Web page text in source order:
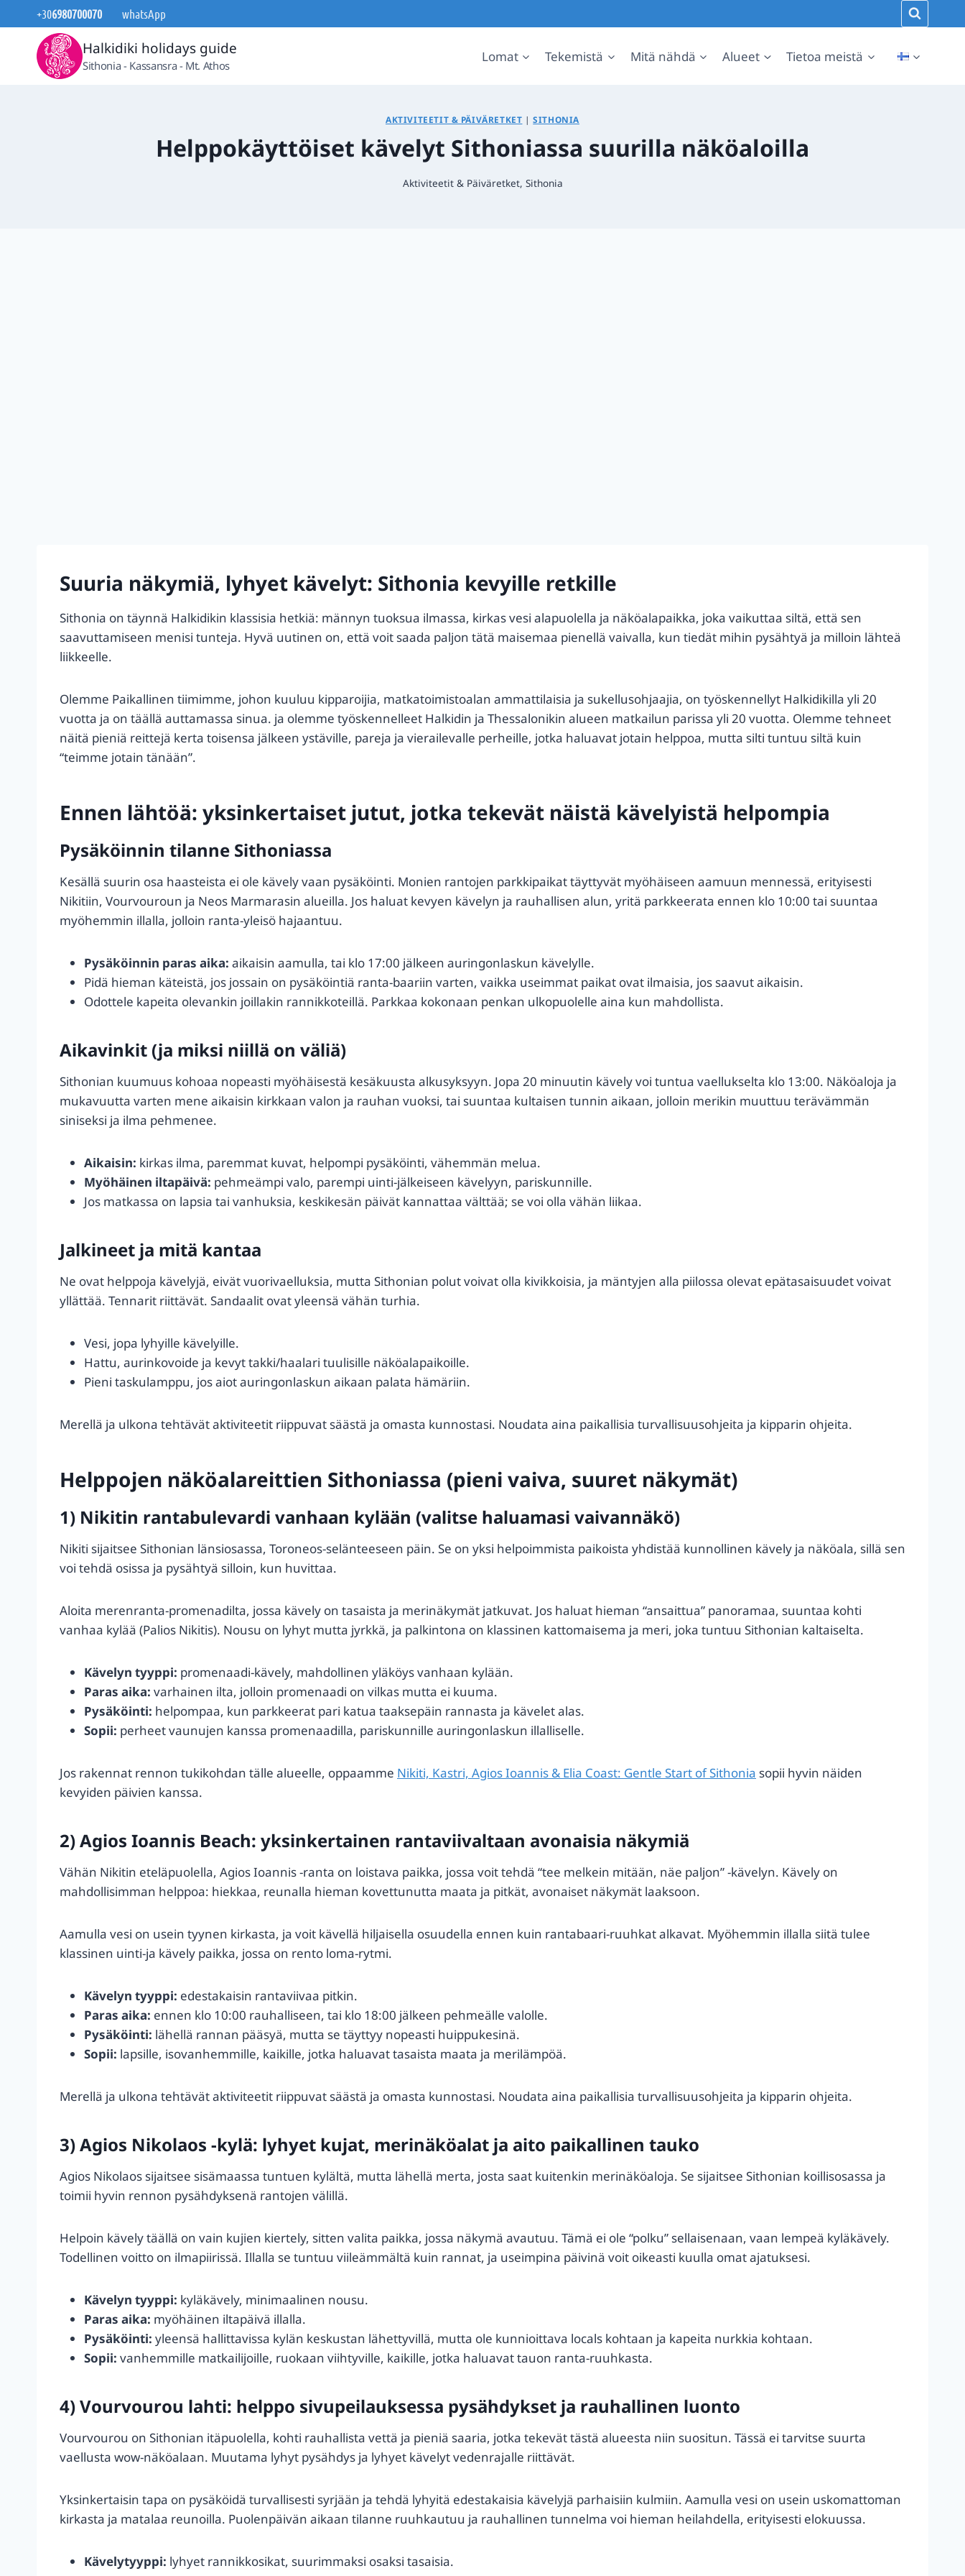
sisältöön
+306980700070 whatsApp
Halkidiki holidays guide
Sithonia - Kassansra - Mt. Athos
Lomat Tekemistä Mitä nähdä Alueet Tietoa meistä
AKTIVITEETIT & PÄIVÄRETKET |SITHONIA
Helppokäyttöiset kävelyt Sithoniassa suurilla näköaloilla
Aktiviteetit & Päiväretket, Sithonia
Suuria näkymiä, lyhyet kävelyt: Sithonia kevyille retkille
Sithonia on täynnä Halkidikin klassisia hetkiä: männyn tuoksua ilmassa, kirkas vesi alapuolella ja näköalapaikka, joka vaikuttaa siltä, että sen
saavuttamiseen menisi tunteja. Hyvä uutinen on, että voit saada paljon tätä maisemaa pienellä vaivalla, kun tiedät mihin pysähtyä ja milloin lähteä
liikkeelle.
Olemme Paikallinen tiimimme, johon kuuluu kipparoijia, matkatoimistoalan ammattilaisia ja sukellusohjaajia, on työskennellyt Halkidikilla yli 20
vuotta ja on täällä auttamassa sinua. ja olemme työskennelleet Halkidin ja Thessalonikin alueen matkailun parissa yli 20 vuotta. Olemme tehneet
näitä pieniä reittejä kerta toisensa jälkeen ystäville, pareja ja vierailevalle perheille, jotka haluavat jotain helppoa, mutta silti tuntuu siltä kuin
“teimme jotain tänään”.
Ennen lähtöä: yksinkertaiset jutut, jotka tekevät näistä kävelyistä helpompia
Pysäköinnin tilanne Sithoniassa
Kesällä suurin osa haasteista ei ole kävely vaan pysäköinti. Monien rantojen parkkipaikat täyttyvät myöhäiseen aamuun mennessä, erityisesti
Nikitiin, Vourvouroun ja Neos Marmarasin alueilla. Jos haluat kevyen kävelyn ja rauhallisen alun, yritä parkkeerata ennen klo 10:00 tai suuntaa
myöhemmin illalla, jolloin ranta-yleisö hajaantuu.
Pysäköinnin paras aika: aikaisin aamulla, tai klo 17:00 jälkeen auringonlaskun kävelylle.
Pidä hieman käteistä, jos jossain on pysäköintiä ranta-baariin varten, vaikka useimmat paikat ovat ilmaisia, jos saavut aikaisin.
Odottele kapeita olevankin joillakin rannikkoteillä. Parkkaa kokonaan penkan ulkopuolelle aina kun mahdollista.
Aikavinkit (ja miksi niillä on väliä)
Sithonian kuumuus kohoaa nopeasti myöhäisestä kesäkuusta alkusyksyyn. Jopa 20 minuutin kävely voi tuntua vaellukselta klo 13:00. Näköaloja ja
mukavuutta varten mene aikaisin kirkkaan valon ja rauhan vuoksi, tai suuntaa kultaisen tunnin aikaan, jolloin merikin muuttuu terävämmän
siniseksi ja ilma pehmenee.
Aikaisin: kirkas ilma, paremmat kuvat, helpompi pysäköinti, vähemmän melua.
Myöhäinen iltapäivä: pehmeämpi valo, parempi uinti-jälkeiseen kävelyyn, pariskunnille.
Jos matkassa on lapsia tai vanhuksia, keskikesän päivät kannattaa välttää; se voi olla vähän liikaa.
Jalkineet ja mitä kantaa
Ne ovat helppoja kävelyjä, eivät vuorivaelluksia, mutta Sithonian polut voivat olla kivikkoisia, ja mäntyjen alla piilossa olevat epätasaisuudet voivat
yllättää. Tennarit riittävät. Sandaalit ovat yleensä vähän turhia.
Vesi, jopa lyhyille kävelyille.
Hattu, aurinkovoide ja kevyt takki/haalari tuulisille näköalapaikoille.
Pieni taskulamppu, jos aiot auringonlaskun aikaan palata hämäriin.
Merellä ja ulkona tehtävät aktiviteetit riippuvat säästä ja omasta kunnostasi. Noudata aina paikallisia turvallisuusohjeita ja kipparin ohjeita.
Helppojen näköalareittien Sithoniassa (pieni vaiva, suuret näkymät)
1) Nikitin rantabulevardi vanhaan kylään (valitse haluamasi vaivannäkö)
Nikiti sijaitsee Sithonian länsiosassa, Toroneos-selänteeseen päin. Se on yksi helpoimmista paikoista yhdistää kunnollinen kävely ja näköala, sillä sen
voi tehdä osissa ja pysähtyä silloin, kun huvittaa.
Aloita merenranta-promenadilta, jossa kävely on tasaista ja merinäkymät jatkuvat. Jos haluat hieman “ansaittua” panoramaa, suuntaa kohti
vanhaa kylää (Palios Nikitis). Nousu on lyhyt mutta jyrkkä, ja palkintona on klassinen kattomaisema ja meri, joka tuntuu Sithonian kaltaiselta.
Kävelyn tyyppi: promenaadi-kävely, mahdollinen yläköys vanhaan kylään.
Paras aika: varhainen ilta, jolloin promenaadi on vilkas mutta ei kuuma.
Pysäköinti: helpompaa, kun parkkeerat pari katua taaksepäin rannasta ja kävelet alas.
Sopii: perheet vaunujen kanssa promenaadilla, pariskunnille auringonlaskun illalliselle.
Jos rakennat rennon tukikohdan tälle alueelle, oppaamme Nikiti, Kastri, Agios Ioannis & Elia Coast: Gentle Start of Sithonia sopii hyvin näiden
kevyiden päivien kanssa.
2) Agios Ioannis Beach: yksinkertainen rantaviivaltaan avonaisia näkymiä
Vähän Nikitin eteläpuolella, Agios Ioannis -ranta on loistava paikka, jossa voit tehdä “tee melkein mitään, näe paljon” -kävelyn. Kävely on
mahdollisimman helppoa: hiekkaa, reunalla hieman kovettunutta maata ja pitkät, avonaiset näkymät laaksoon.
Aamulla vesi on usein tyynen kirkasta, ja voit kävellä hiljaisella osuudella ennen kuin rantabaari-ruuhkat alkavat. Myöhemmin illalla siitä tulee
klassinen uinti-ja kävely paikka, jossa on rento loma-rytmi.
Kävelyn tyyppi: edestakaisin rantaviivaa pitkin.
Paras aika: ennen klo 10:00 rauhalliseen, tai klo 18:00 jälkeen pehmeälle valolle.
Pysäköinti: lähellä rannan pääsyä, mutta se täyttyy nopeasti huippukesinä.
Sopii: lapsille, isovanhemmille, kaikille, jotka haluavat tasaista maata ja merilämpöä.
Merellä ja ulkona tehtävät aktiviteetit riippuvat säästä ja omasta kunnostasi. Noudata aina paikallisia turvallisuusohjeita ja kipparin ohjeita.
3) Agios Nikolaos -kylä: lyhyet kujat, merinäköalat ja aito paikallinen tauko
Agios Nikolaos sijaitsee sisämaassa tuntuen kylältä, mutta lähellä merta, josta saat kuitenkin merinäköaloja. Se sijaitsee Sithonian koillisosassa ja
toimii hyvin rennon pysähdyksenä rantojen välillä.
Helpoin kävely täällä on vain kujien kiertely, sitten valita paikka, jossa näkymä avautuu. Tämä ei ole “polku” sellaisenaan, vaan lempeä kyläkävely.
Todellinen voitto on ilmapiirissä. Illalla se tuntuu viileämmältä kuin rannat, ja useimpina päivinä voit oikeasti kuulla omat ajatuksesi.
Kävelyn tyyppi: kyläkävely, minimaalinen nousu.
Paras aika: myöhäinen iltapäivä illalla.
Pysäköinti: yleensä hallittavissa kylän keskustan lähettyvillä, mutta ole kunnioittava locals kohtaan ja kapeita nurkkia kohtaan.
Sopii: vanhemmille matkailijoille, ruokaan viihtyville, kaikille, jotka haluavat tauon ranta-ruuhkasta.
4) Vourvourou lahti: helppo sivupeilauksessa pysähdykset ja rauhallinen luonto
Vourvourou on Sithonian itäpuolella, kohti rauhallista vettä ja pieniä saaria, jotka tekevät tästä alueesta niin suositun. Tässä ei tarvitse suurta
vaellusta wow-näköalaan. Muutama lyhyt pysähdys ja lyhyet kävelyt vedenrajalle riittävät.
Yksinkertaisin tapa on pysäköidä turvallisesti syrjään ja tehdä lyhyitä edestakaisia kävelyjä parhaisiin kulmiin. Aamulla vesi on usein uskomattoman
kirkasta ja matalaa reunoilla. Puolenpäivän aikaan tilanne ruuhkautuu ja rauhallinen tunnelma voi hieman heilahdella, erityisesti elokuussa.
Kävelytyyppi: lyhyet rannikkosikat, suurimmaksi osaksi tasaisia.